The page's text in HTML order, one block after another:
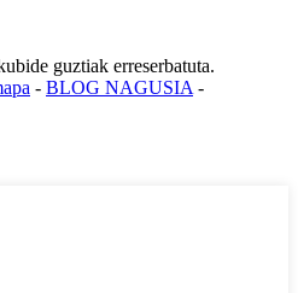
guztiak erreserbatuta.
- BLOG NAGUSIA -